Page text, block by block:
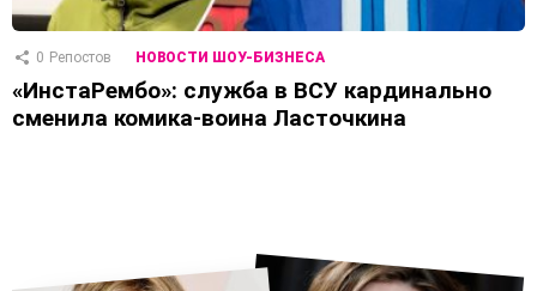
0 Репостов НОВОСТИ ШОУ-БИЗНЕСА
«ИнстаРембо»: служба в ВСУ кардинально
сменила комика-воина Ласточкина